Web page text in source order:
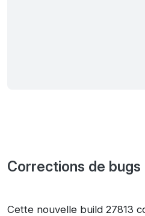
Corrections de bugs
Cette nouvelle build 27813